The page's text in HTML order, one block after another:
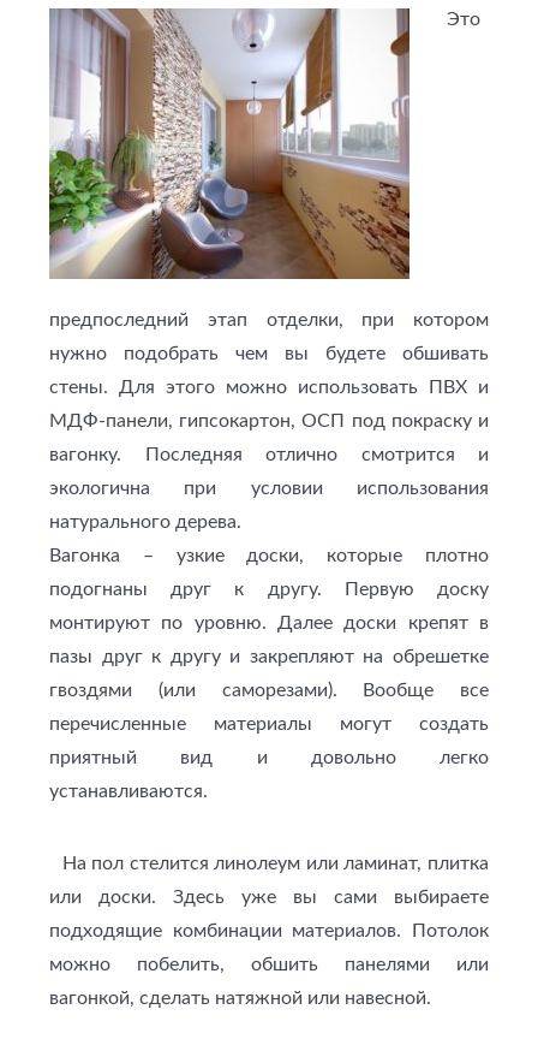
Это
предпоследний этап отделки, при котором
нужно подобрать чем вы будете обшивать
стены. Для этого можно использовать ПВХ и
МДФ-панели, гипсокартон, ОСП под покраску и
вагонку. Последняя отлично смотрится и
экологична при условии использования
натурального дерева.
Вагонка – узкие доски, которые плотно
подогнаны друг к другу. Первую доску
монтируют по уровню. Далее доски крепят в
пазы друг к другу и закрепляют на обрешетке
гвоздями (или саморезами). Вообще все
перечисленные материалы могут создать
приятный вид и довольно легко
устанавливаются.
На пол стелится линолеум или ламинат, плитка
или доски. Здесь уже вы сами выбираете
подходящие комбинации материалов. Потолок
можно побелить, обшить панелями или
вагонкой, сделать натяжной или навесной.